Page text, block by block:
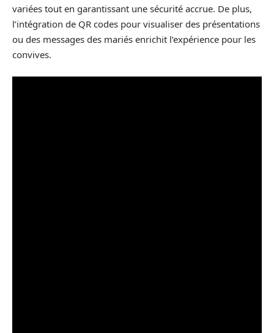
variées tout en garantissant une sécurité accrue. De plus,
l’intégration de QR codes pour visualiser des présentations
ou des messages des mariés enrichit l’expérience pour les
convives.